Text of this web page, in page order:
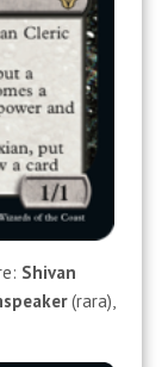
Shivan
(rara),